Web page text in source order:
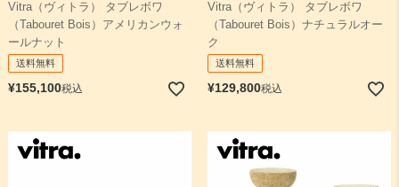
Vitra（ヴィトラ） タブレボワ
（Tabouret Bois）アメリカンウォ
ールナット
送料無料
¥155,100税込
Vitra（ヴィトラ） タブレボワ
（Tabouret Bois）ナチュラルオー
ク
送料無料
¥129,800税込